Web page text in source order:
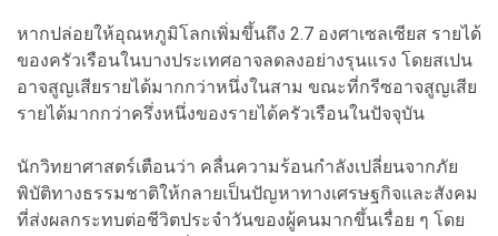
หากปล่อยให้อุณหภูมิโลกเพิ่มขึ้นถึง 2.7 องศาเซลเซียส รายได้
ของครัวเรือนในบางประเทศอาจลดลงอย่างรุนแรง โดยสเปน
อาจสูญเสียรายได้มากกว่าหนึ่งในสาม ขณะที่กรีซอาจสูญเสีย
รายได้มากกว่าครึ่งหนึ่งของรายได้ครัวเรือนในปัจจุบัน
นักวิทยาศาสตร์เตือนว่า คลื่นความร้อนกำลังเปลี่ยนจากภัย
พิบัติทางธรรมชาติให้กลายเป็นปัญหาทางเศรษฐกิจและสังคม
ที่ส่งผลกระทบต่อชีวิตประจำวันของผู้คนมากขึ้นเรื่อย ๆ โดย